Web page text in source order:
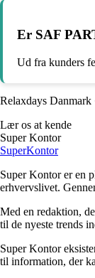
Er SAF
Ud fra kunders
Relaxdays Danmark
Lær os at kende
Super Kontor
SuperKontor
Super Kontor er en
erhvervslivet.
Med en redaktion,
til de nyeste trends
Super Kontor
til information, der